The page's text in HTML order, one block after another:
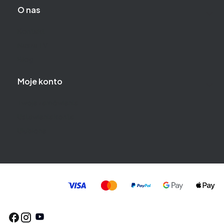
O nas
Moje konto